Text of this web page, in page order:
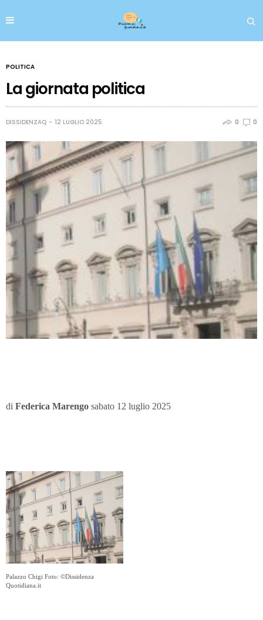
POLITICA
La giornata politica
DISSIDENZAQ 12 LUGLIO 2025 0 0
di Federica Marengo sabato 12 luglio 2025
Palazzo Chigi Foto: ©Dissidenza
Quotidiana.it